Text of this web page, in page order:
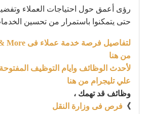
رؤى أعمق حول احتياجات العملاء
حتى يتمكنوا باستمرار من تحسين
من هنا
لأحدث الوظائف وايام التوظيف
علي تليجرام من هنا
وظائف قد تهمك ،
》 فرص فى وزارة النقل